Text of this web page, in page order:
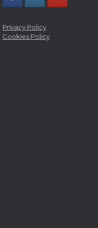
Privacy Policy
Cookies Policy